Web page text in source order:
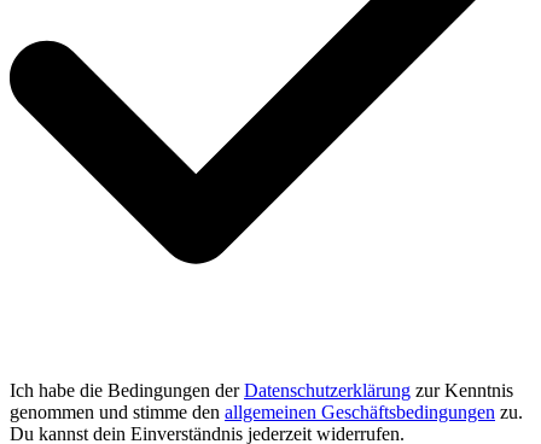
Ich habe die Bedingungen der Datenschutzerklärung zur Kenntnis
genommen und stimme den allgemeinen Geschäftsbedingungen zu.
Du kannst dein Einverständnis jederzeit widerrufen.